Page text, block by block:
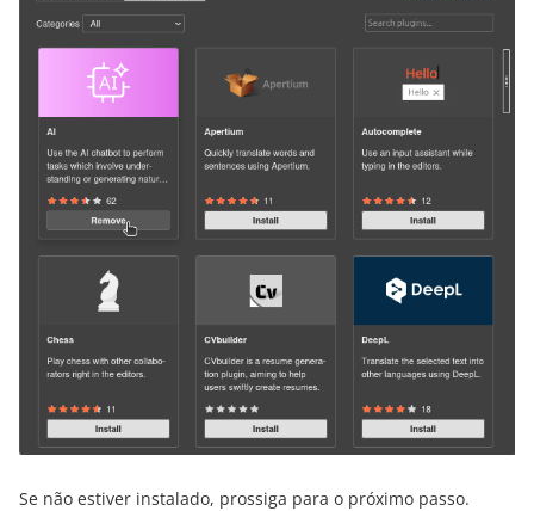
Se não estiver instalado, prossiga para o próximo passo.